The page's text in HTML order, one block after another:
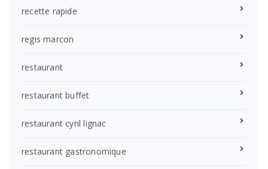
recette rapide
regis marcon
restaurant
restaurant buffet
restaurant cyril lignac
restaurant gastronomique